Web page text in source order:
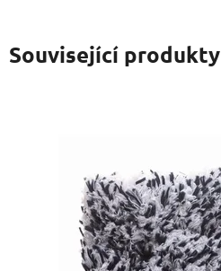
Související produkty